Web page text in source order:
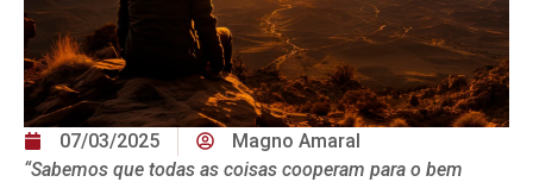
07/03/2025
Magno Amaral
“Sabemos que todas as coisas cooperam para o bem